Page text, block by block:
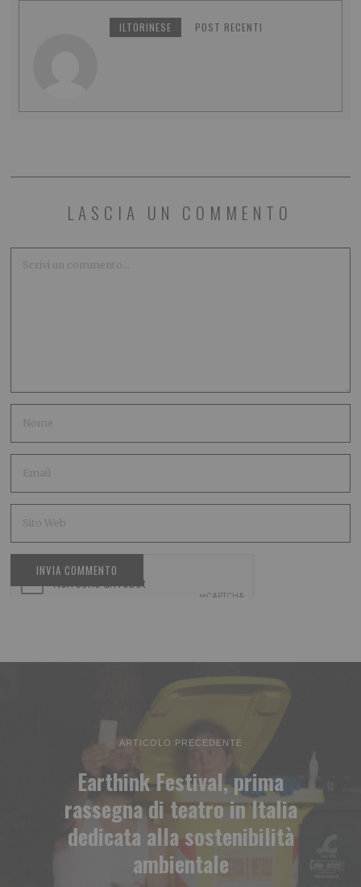
ILTORINESE POST RECENTI
LASCIA UN COMMENTO
ARTICOLO PRECEDENTE
Earthink Festival, prima
rassegna di teatro in Italia
dedicata alla sostenibilità
ambientale